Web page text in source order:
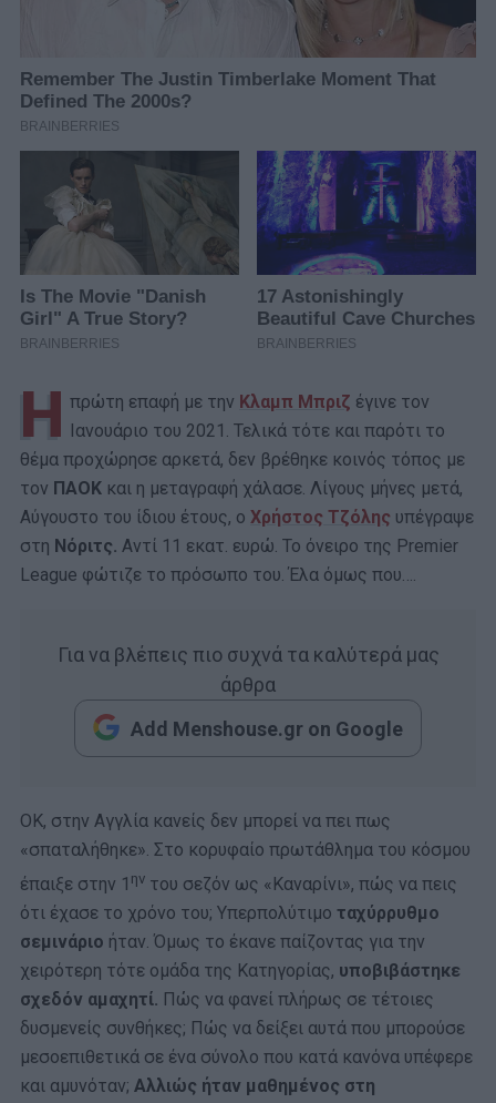
H πρώτη επαφή με την Κλαμπ Μπριζ έγινε τον
Ιανουάριο του 2021. Τελικά τότε και παρότι το
θέμα προχώρησε αρκετά, δεν βρέθηκε κοινός τόπος με
τον ΠΑΟΚ και η μεταγραφή χάλασε. Λίγους μήνες μετά,
Αύγουστο του ίδιου έτους, ο Χρήστος Τζόλης υπέγραψε
στη Νόριτς. Αντί 11 εκατ. ευρώ. Το όνειρο της Premier
League φώτιζε το πρόσωπο του. Έλα όμως που….
Για να βλέπεις πιο συχνά τα καλύτερά μας
άρθρα
Add Menshouse.gr on Google
ΟΚ, στην Αγγλία κανείς δεν μπορεί να πει πως
«σπαταλήθηκε». Στο κορυφαίο πρωτάθλημα του κόσμου
έπαιξε στην 1 ην του σεζόν ως «Καναρίνι», πώς να πεις
ότι έχασε το χρόνο του; Υπερπολύτιμο ταχύρρυθμο
σεμινάριο ήταν. Όμως το έκανε παίζοντας για την
χειρότερη τότε ομάδα της Κατηγορίας, υποβιβάστηκε
σχεδόν αμαχητί. Πώς να φανεί πλήρως σε τέτοιες
δυσμενείς συνθήκες; Πώς να δείξει αυτά που μπορούσε
μεσοεπιθετικά σε ένα σύνολο που κατά κανόνα υπέφερε
και αμυνόταν; Αλλιώς ήταν μαθημένος στη